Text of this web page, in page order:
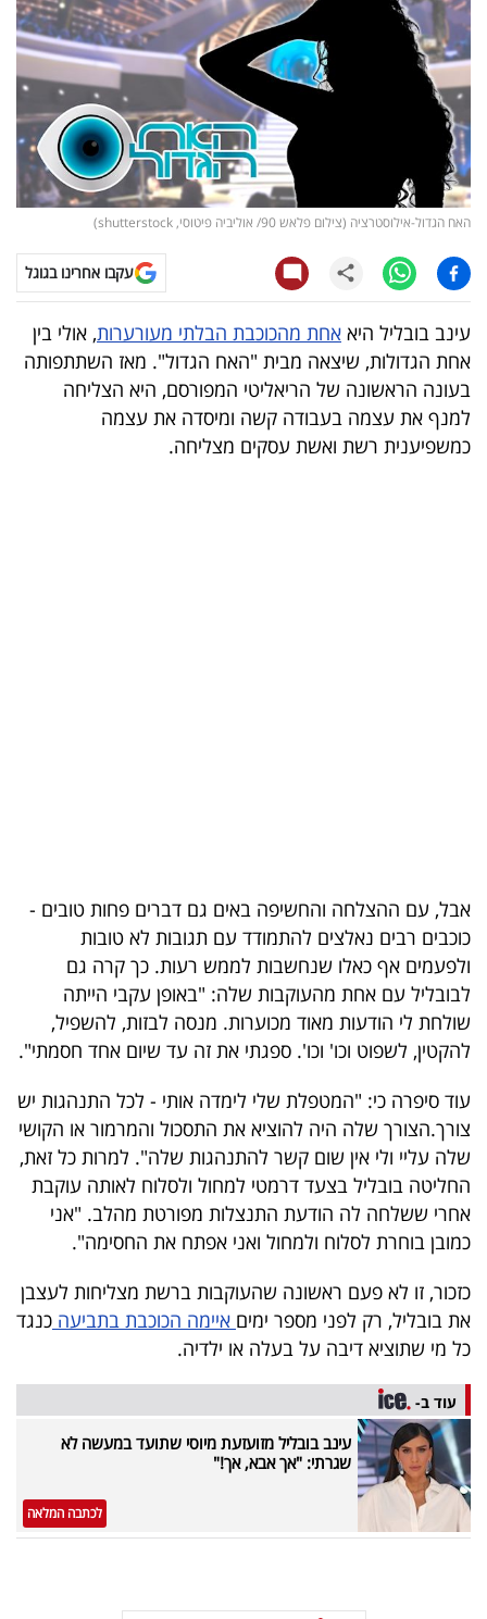
ומחקרים
דעות
רכילות
עסקית
קריפטו
ויראלי
טלוויזיה
עסקי
ספורט
קריירה
5
המילון
הכלכלי
פודקאסט
40
UNDER
40
שיתופי
דרושים
ניוזלטרים
אדום
האח הגדול-אילוסטרציה (צילום פלאש 90/ אוליביה פיטוסי, shutterstock)
עקבו אחרינו בגוגל
עינב בובליל היא אחת מהכוכבת הבלתי מעורערות, אולי בין
אחת הגדולות, שיצאה מבית "האח הגדול". מאז השתתפותה
בעונה הראשונה של הריאליטי המפורסם, היא הצליחה
למנף את עצמה בעבודה קשה ומיסדה את עצמה
כמשפיענית רשת ואשת עסקים מצליחה.
אבל, עם ההצלחה והחשיפה באים גם דברים פחות טובים -
כוכבים רבים נאלצים להתמודד עם תגובות לא טובות
ולפעמים אף כאלו שנחשבות לממש רעות. כך קרה גם
לבובליל עם אחת מהעוקבות שלה: "באופן עקבי הייתה
שולחת לי הודעות מאוד מכוערות. מנסה לבזות, להשפיל,
להקטין, לשפוט וכו' וכו'. ספגתי את זה עד שיום אחד חסמתי".
עוד סיפרה כי: "המטפלת שלי לימדה אותי - לכל התנהגות יש
צורך.הצורך שלה היה להוציא את התסכול והמרמור או הקושי
שלה עליי ולי אין שום קשר להתנהגות שלה". למרות כל זאת,
החליטה בובליל בצעד דרמטי למחול ולסלוח לאותה עוקבת
אחרי ששלחה לה הודעת התנצלות מפורטת מהלב. "אני
כמובן בוחרת לסלוח ולמחול ואני אפתח את החסימה".
כזכור, זו לא פעם ראשונה שהעוקבות ברשת מצליחות לעצבן
את בובליל, רק לפני מספר ימים איימה הכוכבת בתביעה כנגד
כל מי שתוציא דיבה על בעלה או ילדיה.
עוד ב-
עינב בובליל מזועזעת מיוסי שתועד במעשה לא
שגרתי: "אך אבא, אך!"
לכתבה המלאה